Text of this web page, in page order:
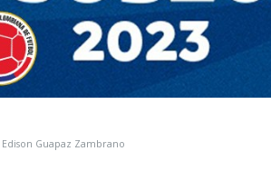
Edison Guapaz Zambrano